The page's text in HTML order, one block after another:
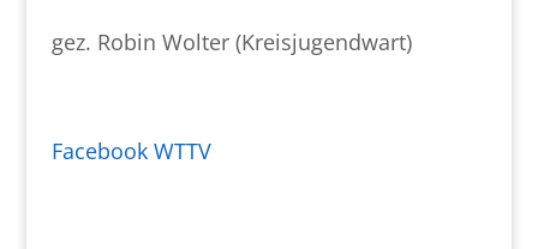
gez. Robin Wolter (Kreisjugendwart)
Facebook WTTV